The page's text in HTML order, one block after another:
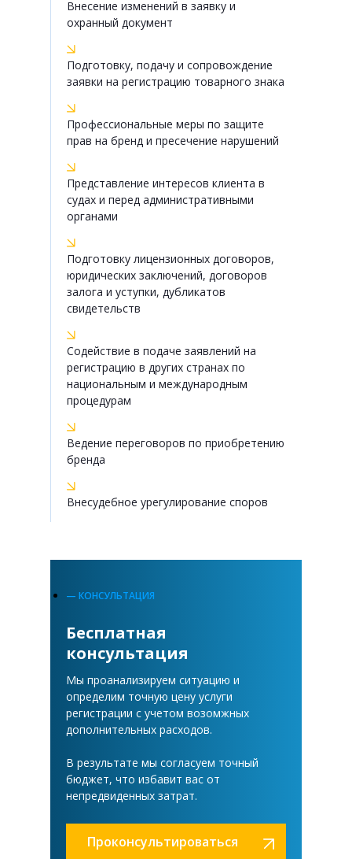
Внесение изменений в заявку и
охранный документ
Подготовку, подачу и сопровождение
заявки на регистрацию товарного знака
Профессиональные меры по защите
прав на бренд и пресечение нарушений
Представление интересов клиента в
судах и перед административными
органами
Подготовку лицензионных договоров,
юридических заключений, договоров
залога и уступки, дубликатов
свидетельств
Содействие в подаче заявлений на
регистрацию в других странах по
национальным и международным
процедурам
Ведение переговоров по приобретению
бренда
Внесудебное урегулирование споров
— КОНСУЛЬТАЦИЯ
Бесплатная
консультация
Мы проанализируем ситуацию и
определим точную цену услуги
регистрации с учетом возомжных
дополнительных расходов.
В результате мы согласуем точный
бюджет, что избавит вас от
непредвиденных затрат.
Проконсультироваться